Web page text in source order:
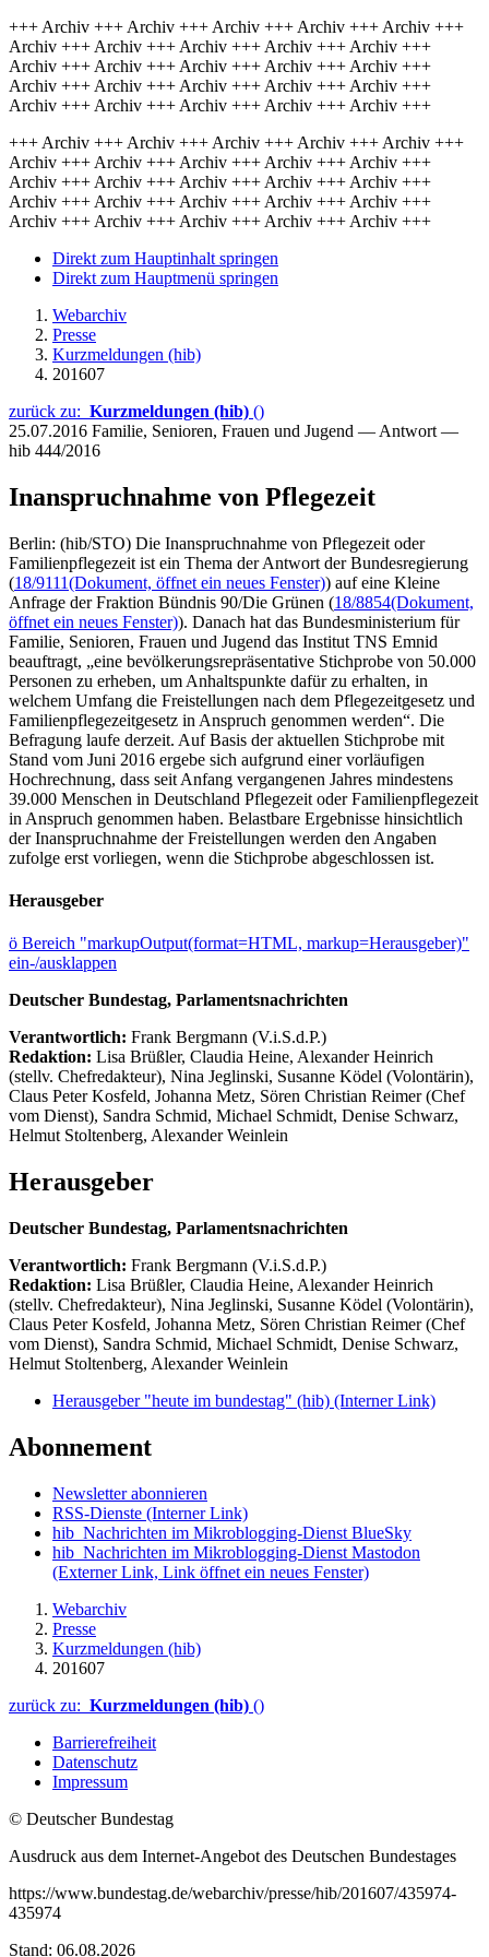
+++ Archiv +++ Archiv +++ Archiv +++ Archiv +++ Archiv +++
Archiv +++ Archiv +++ Archiv +++ Archiv +++ Archiv +++
Archiv +++ Archiv +++ Archiv +++ Archiv +++ Archiv +++
Archiv +++ Archiv +++ Archiv +++ Archiv +++ Archiv +++
Archiv +++ Archiv +++ Archiv +++ Archiv +++ Archiv +++
+++ Archiv +++ Archiv +++ Archiv +++ Archiv +++ Archiv +++
Archiv +++ Archiv +++ Archiv +++ Archiv +++ Archiv +++
Archiv +++ Archiv +++ Archiv +++ Archiv +++ Archiv +++
Archiv +++ Archiv +++ Archiv +++ Archiv +++ Archiv +++
Archiv +++ Archiv +++ Archiv +++ Archiv +++ Archiv +++
Direkt zum Hauptinhalt springen
Direkt zum Hauptmenü springen
Webarchiv
Presse
Kurzmeldungen (hib)
201607
zurück zu: Kurzmeldungen (hib) ()
25.07.2016 Familie, Senioren, Frauen und Jugend — Antwort —
hib 444/2016
Inanspruchnahme von Pflegezeit
Berlin: (hib/STO) Die Inanspruchnahme von Pflegezeit oder
Familienpflegezeit ist ein Thema der Antwort der Bundesregierung
(18/9111(Dokument, öffnet ein neues Fenster)) auf eine Kleine
Anfrage der Fraktion Bündnis 90/Die Grünen (18/8854(Dokument,
öffnet ein neues Fenster)). Danach hat das Bundesministerium für
Familie, Senioren, Frauen und Jugend das Institut TNS Emnid
beauftragt, „eine bevölkerungsrepräsentative Stichprobe von 50.000
Personen zu erheben, um Anhaltspunkte dafür zu erhalten, in
welchem Umfang die Freistellungen nach dem Pflegezeitgesetz und
Familienpflegezeitgesetz in Anspruch genommen werden“. Die
Befragung laufe derzeit. Auf Basis der aktuellen Stichprobe mit
Stand vom Juni 2016 ergebe sich aufgrund einer vorläufigen
Hochrechnung, dass seit Anfang vergangenen Jahres mindestens
39.000 Menschen in Deutschland Pflegezeit oder Familienpflegezeit
in Anspruch genommen haben. Belastbare Ergebnisse hinsichtlich
der Inanspruchnahme der Freistellungen werden den Angaben
zufolge erst vorliegen, wenn die Stichprobe abgeschlossen ist.
Herausgeber
ö Bereich "markupOutput(format=HTML, markup=Herausgeber)"
ein-/ausklappen
Deutscher Bundestag, Parlamentsnachrichten
Verantwortlich: Frank Bergmann (V.i.S.d.P.)
Redaktion: Lisa Brüßler, Claudia Heine, Alexander Heinrich
(stellv. Chefredakteur), Nina Jeglinski, Susanne Ködel (Volontärin),
Claus Peter Kosfeld, Johanna Metz, Sören Christian Reimer (Chef
vom Dienst), Sandra Schmid, Michael Schmidt, Denise Schwarz,
Helmut Stoltenberg, Alexander Weinlein
Herausgeber
Deutscher Bundestag, Parlamentsnachrichten
Verantwortlich: Frank Bergmann (V.i.S.d.P.)
Redaktion: Lisa Brüßler, Claudia Heine, Alexander Heinrich
(stellv. Chefredakteur), Nina Jeglinski, Susanne Ködel (Volontärin),
Claus Peter Kosfeld, Johanna Metz, Sören Christian Reimer (Chef
vom Dienst), Sandra Schmid, Michael Schmidt, Denise Schwarz,
Helmut Stoltenberg, Alexander Weinlein
Herausgeber "heute im bundestag" (hib) (Interner Link)
Abonnement
Newsletter abonnieren
RSS-Dienste (Interner Link)
hib_Nachrichten im Mikroblogging-Dienst BlueSky
hib_Nachrichten im Mikroblogging-Dienst Mastodon
(Externer Link, Link öffnet ein neues Fenster)
Webarchiv
Presse
Kurzmeldungen (hib)
201607
zurück zu: Kurzmeldungen (hib) ()
Barrierefreiheit
Datenschutz
Impressum
© Deutscher Bundestag
Ausdruck aus dem Internet-Angebot des Deutschen Bundestages
https://www.bundestag.de/webarchiv/presse/hib/201607/435974-
435974
Stand: 06.08.2026